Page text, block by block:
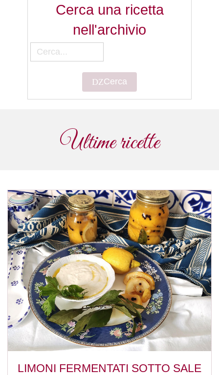
Cerca una ricetta
nell'archivio
Cerca
Ultime ricette
LIMONI FERMENTATI SOTTO SALE